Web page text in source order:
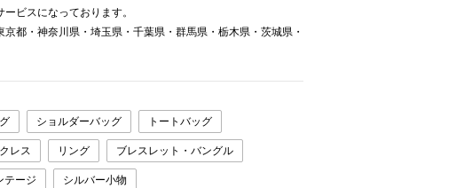
ビスになっております。
京都・神奈川県・埼玉県・千葉県・群馬県・栃木県・茨城県・
ショルダーバッグ トートバッグ
レス リング ブレスレット・バングル
テージ シルバー小物